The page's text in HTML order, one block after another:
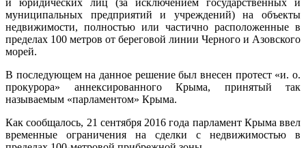
муниципальных предприятий и учреждений) на объекты
недвижимости, полностью или частично расположенные в
пределах 100 метров от береговой линии Черного и Азовского
морей.
В последующем на данное решение был внесен протест «и. о.
прокурора» аннексированного Крыма, принятый так
называемым «парламентом» Крыма.
Как сообщалось, 21 сентября 2016 года парламент Крыма ввел
временные ограничения на сделки с недвижимостью в